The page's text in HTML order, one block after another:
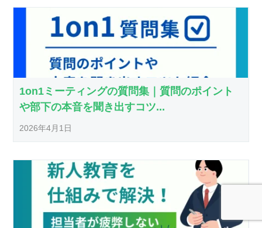
1on1ミーティングの質問集｜質問のポイント
や部下の本音を聞き出すコツ...
2026年4月1日